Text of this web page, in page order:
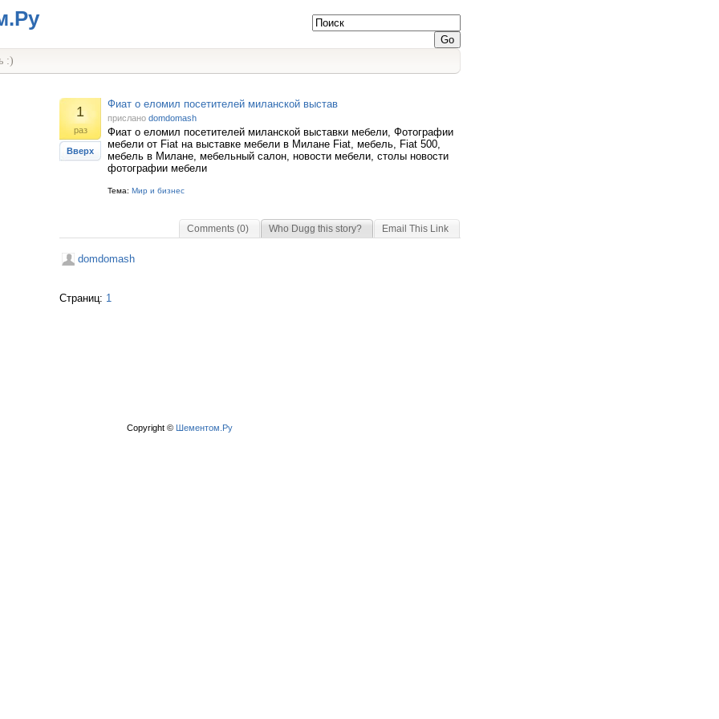
:)
1
раз
Вверх
Фиат о еломил посетителей миланской выстав
прислано domdomash
Фиат о еломил посетителей миланской выставки мебели, Фотографии
мебели от Fiat на выставке мебели в Милане Fiat, мебель, Fiat 500,
мебель в Милане, мебельный салон, новости мебели, столы новости
фотографии мебели
Тема: Мир и бизнес
Comments (0) Who Dugg this story? Email This Link
domdomash
Страниц: 1
Copyright © Шементом.Ру